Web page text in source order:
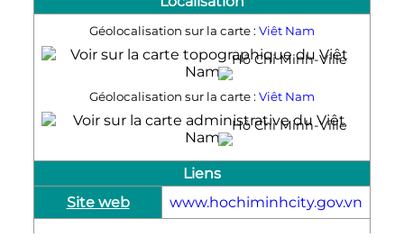
Géolocalisation sur la carte : Viêt Nam
Hô Chi Minh-Ville
Géolocalisation sur la carte : Viêt Nam
Hô Chi Minh-Ville
Liens
Site web
www.hochiminhcity.gov.vn